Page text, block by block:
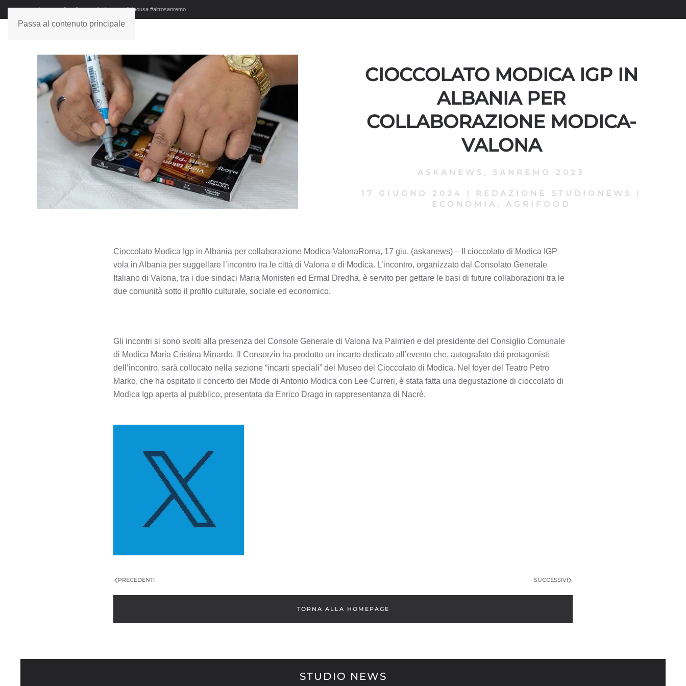
Passa al contenuto principale
#sanremo #studionews #askanews #ciaousa #altrosanremo
CIOCCOLATO MODICA IGP IN
ALBANIA PER
COLLABORAZIONE MODICA-
VALONA
ASKANEWS , SANREMO 2023
17 GIUGNO 2024 | REDAZIONE STUDIONEWS
|
ECONOMIA, AGRIFOOD
Cioccolato Modica Igp in Albania per collaborazione Modica-ValonaRoma, 17 giu. (askanews) – Il cioccolato di Modica IGP
vola in Albania per suggellare l’incontro tra le città di Valona e di Modica. L’incontro, organizzato dal Consolato Generale
Italiano di Valona, tra i due sindaci Maria Monisteri ed Ermal Dredha, è servito per gettare le basi di future collaborazioni tra le
due comunità sotto il profilo culturale, sociale ed economico.
Gli incontri si sono svolti alla presenza del Console Generale di Valona Iva Palmieri e del presidente del Consiglio Comunale
di Modica Maria Cristina Minardo. Il Consorzio ha prodotto un incarto dedicato all’evento che, autografato dai protagonisti
dell’incontro, sarà collocato nella sezione “incarti speciali” del Museo del Cioccolato di Modica. Nel foyer del Teatro Petro
Marko, che ha ospitato il concerto dei Mode di Antonio Modica con Lee Curreri, è stata fatta una degustazione di cioccolato di
Modica Igp aperta al pubblico, presentata da Enrico Drago in rappresentanza di Nacrè.
PRECEDENTI SUCCESSIVI
TORNA ALLA HOMEPAGE
STUDIO NEWS